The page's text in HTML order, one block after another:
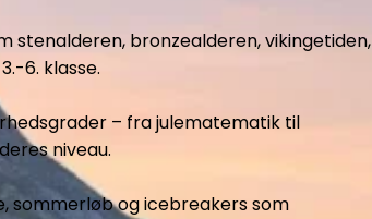
stenalderen, bronzealderen, vikingetiden,
6. klasse.
– fra julematematik til
niveau.
sommerløb og icebreakers som